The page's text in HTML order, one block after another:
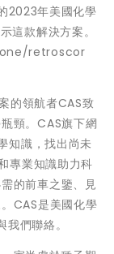
2023年美國化學
這款解決方案。
retroscor
的領航者CAS致
頸。CAS旗下網
知識，找出尚未
專業知識助力科
的前車之鑒、見
CAS是美國化學
們聯絡。